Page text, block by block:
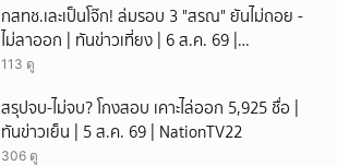
กสทช.เละเป็นโจ๊ก! ล่มรอบ 3 "สรณ" ยันไม่ถอย -
ไม่ลาออก | ทันข่าวเที่ยง | 6 ส.ค. 69 |
NationTV22
113 ดู
สรุปจบ-ไม่จบ? โกงสอบ เคาะไล่ออก 5,925 ชื่อ |
ทันข่าวเย็น | 5 ส.ค. 69 | NationTV22
306 ดู